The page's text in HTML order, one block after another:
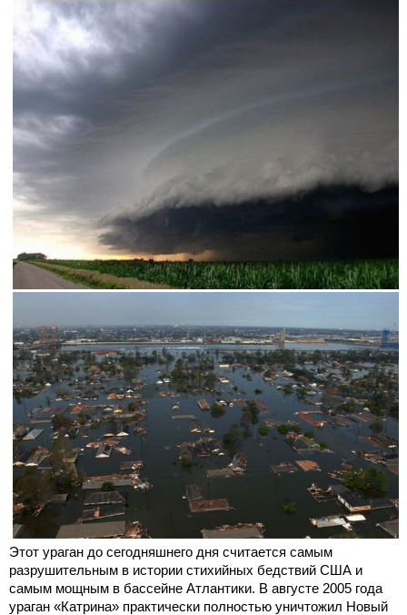
Этот ураган до сегодняшнего дня считается самым
разрушительным в истории стихийных бедствий США и
самым мощным в бассейне Атлантики. В августе 2005 года
ураган «Катрина» практически полностью уничтожил Новый